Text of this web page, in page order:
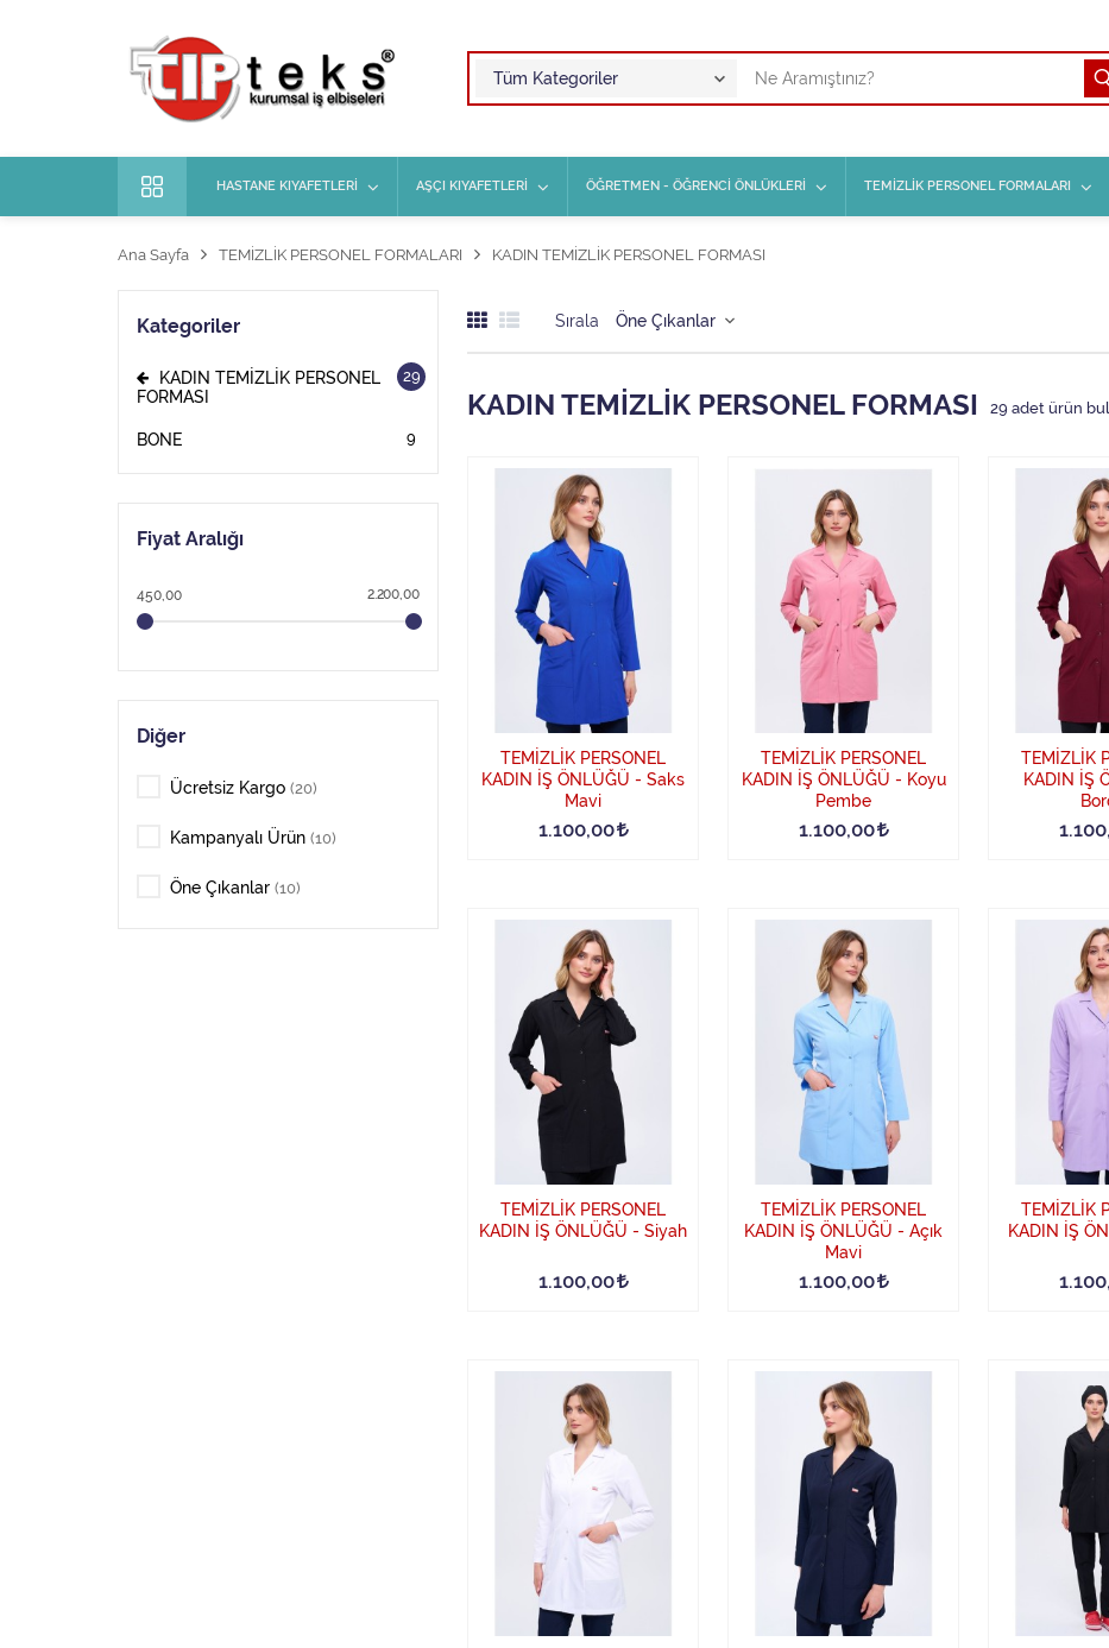
HASTANE KIYAFETLERİ AŞÇI KIYAFETLERİ ÖĞRETMEN - ÖĞRENCİ ÖNLÜKLERİ TEMİZLİK PERSONEL FORMALARI
Ana Sayfa TEMİZLİK PERSONEL FORMALARI KADIN TEMİZLİK PERSONEL FORMASI
Sırala
KADIN TEMİZLİK PERSONEL FORMASI 29 adet ürün
TEMİZLİK PERSONEL
KADIN İŞ ÖNLÜĞÜ - Saks
Mavi
1.100,00
TEMİZLİK PERSONEL
KADIN İŞ ÖNLÜĞÜ - Koyu
Pembe
1.100,00
TEMİZLİK
KADIN İŞ
TEMİZLİK PERSONEL
KADIN İŞ ÖNLÜĞÜ - Siyah
1.100,00
TEMİZLİK PERSONEL
KADIN İŞ ÖNLÜĞÜ - Açık
Mavi
1.100,00
TEMİZLİK
KADIN İŞ
Kategoriler
KADIN TEMİZLİK PERSONEL
FORMASI
29
BONE 9
Fiyat Aralığı
450,00 2.200,00
Diğer
Ücretsiz Kargo (20)
Kampanyalı Ürün (10)
Öne Çıkanlar (10)